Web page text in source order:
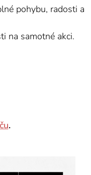
pohybu, radosti a
na samotné akci.
.